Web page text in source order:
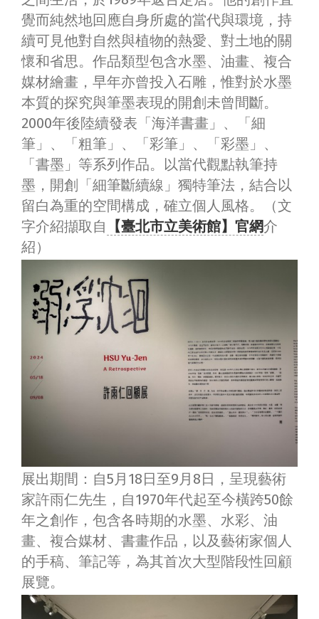
覺而純然地回應自身所處的當代與環境，持
續可見他對自然與植物的熱愛、對土地的關
懷和省思。作品類型包含水墨、油畫、複合
媒材繪畫，早年亦曾投入石雕，惟對於水墨
本質的探究與筆墨表現的開創未曾間斷。
2000年後陸續發表「海洋書畫」、「細
筆」、「粗筆」、「彩筆」、「彩墨」、
「書墨」等系列作品。以當代觀點執筆持
墨，開創「細筆斷續線」獨特筆法，結合以
留白為重的空間構成，確立個人風格。（文
字介紹擷取自
【臺北市立美術館】官網介
紹）
展出期間：自5月18日至9月8日，呈現藝術
家許雨仁先生，自1970年代起至今橫跨50餘
年之創作，包含各時期的水墨、水彩、油
畫、複合媒材、書畫作品，以及藝術家個人
的手稿、筆記等，為其首次大型階段性回顧
展覽。